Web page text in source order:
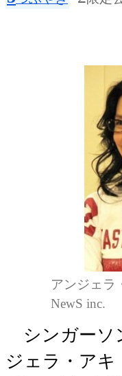
アンジェ
NewS inc.
シンガーソ
ジェラ・アキ